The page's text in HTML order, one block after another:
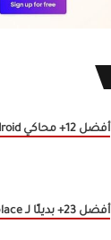
أفضل 12+ محاكي Android لـ Windows (2026)
أفضل 23+ بديلًا لـ Facebook Marketplace لعام 2026